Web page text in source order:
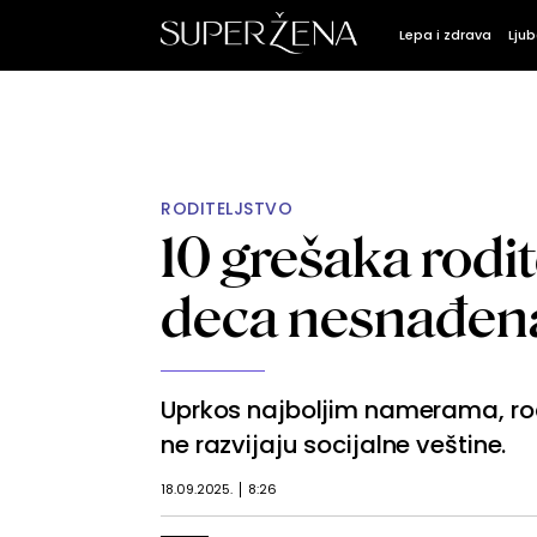
Lepa i zdrava
RODITELJSTVO
10 grešaka
deca
Uprkos najboljim namerama,
ne razvijaju socijalne veštine.
18.09.2025. 8:26